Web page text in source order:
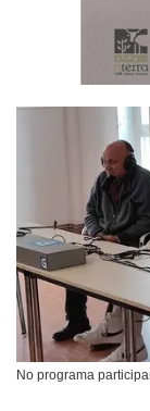
No programa